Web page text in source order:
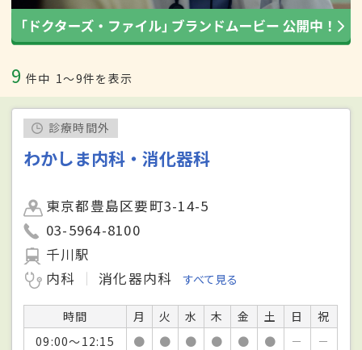
9 件中 1〜9件を表示
診療時間外
わかしま内科・消化器科
東京都豊島区要町3-14-5
03-5964-8100
千川駅
内科
消化器内科 すべて見る
時間 月 火 水 木 金 土 日
祝
09:00～12:15
● ● ● ● ● ● －
－